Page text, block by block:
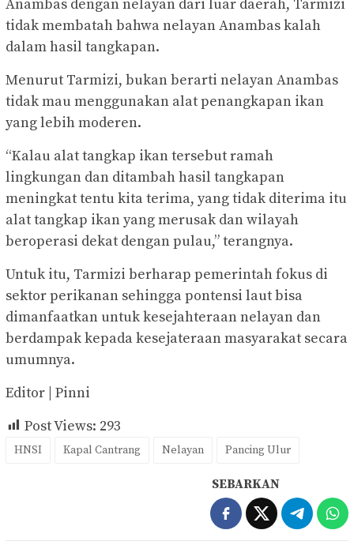
Anambas dengan nelayan dari luar daerah, Tarmizi
tidak membatah bahwa nelayan Anambas kalah
dalam hasil tangkapan.
Menurut Tarmizi, bukan berarti nelayan Anambas
tidak mau menggunakan alat penangkapan ikan
yang lebih moderen.
“Kalau alat tangkap ikan tersebut ramah
lingkungan dan ditambah hasil tangkapan
meningkat tentu kita terima, yang tidak diterima itu
alat tangkap ikan yang merusak dan wilayah
beroperasi dekat dengan pulau,” terangnya.
Untuk itu, Tarmizi berharap pemerintah fokus di
sektor perikanan sehingga pontensi laut bisa
dimanfaatkan untuk kesejahteraan nelayan dan
berdampak kepada kesejateraan masyarakat secara
umumnya.
Editor | Pinni
Post Views: 293
HNSI Kapal Cantrang Nelayan Pancing Ulur
SEBARKAN